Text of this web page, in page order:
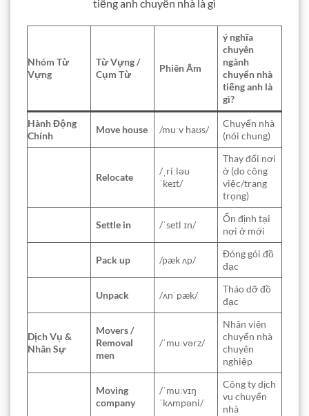
tiếng anh chuyển nhà là gì
Nhóm Từ
Vựng
Từ Vựng /
Cụm Từ
Phiên Âm
ý nghĩa
chuyên
ngành
chuyển nhà
tiếng anh là
gì?
Hành Động
Chính
Move house /muːv haʊs/
Chuyển nhà
(nói chung)
Relocate
/ˌriːləʊ
ˈkeɪt/
Thay đổi nơi
ở (do công
việc/trang
trọng)
Settle in /ˈsetl ɪn/
Ổn định tại
nơi ở mới
Pack up /pæk ʌp/
Đóng gói đồ
đạc
Unpack /ʌnˈpæk/
Tháo dỡ đồ
đạc
Dịch Vụ &
Nhân Sự
Movers /
Removal
men
/ˈmuːvərz/
Nhân viên
chuyển nhà
chuyên
nghiệp
Moving
company
/ˈmuːvɪŋ
ˈkʌmpəni/
Công ty dịch
vụ chuyển
nhà